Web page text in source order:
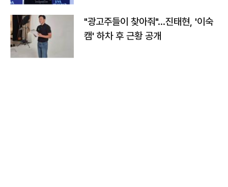
"광고주들이 찾아줘"…진태현, '이숙
캠' 하차 후 근황 공개